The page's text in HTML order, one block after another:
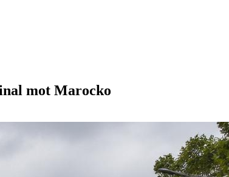
mot Marocko